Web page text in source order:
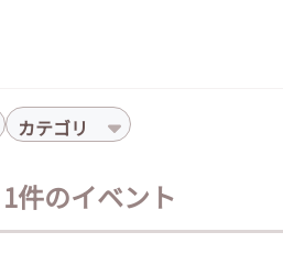
カテゴリ
件のイベント